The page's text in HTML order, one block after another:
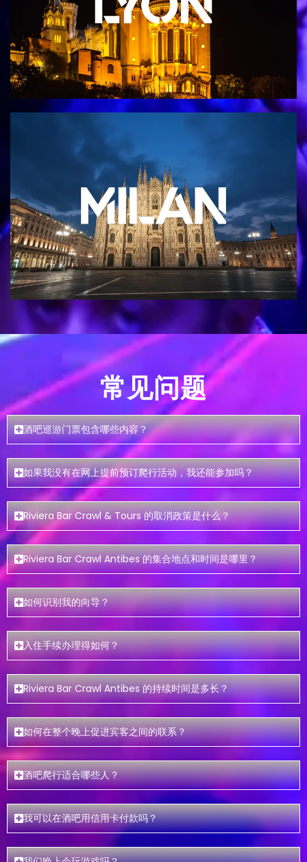
常见问题
酒吧巡游门票包含哪些内容？
如果我没有在网上提前预订爬行活动，我还能参加吗？
Riviera Bar Crawl & Tours 的取消政策是什么？
Riviera Bar Crawl Antibes 的集合地点和时间是哪里？
如何识别我的向导？
入住手续办理得如何？
Riviera Bar Crawl Antibes 的持续时间是多长？
如何在整个晚上促进宾客之间的联系？
酒吧爬行适合哪些人？
我可以在酒吧用信用卡付款吗？